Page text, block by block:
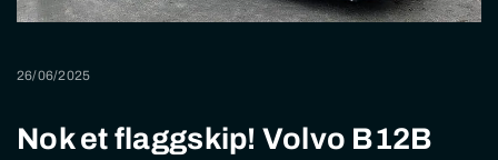
26/06/2025
Nok et flaggskip! Volvo B12B